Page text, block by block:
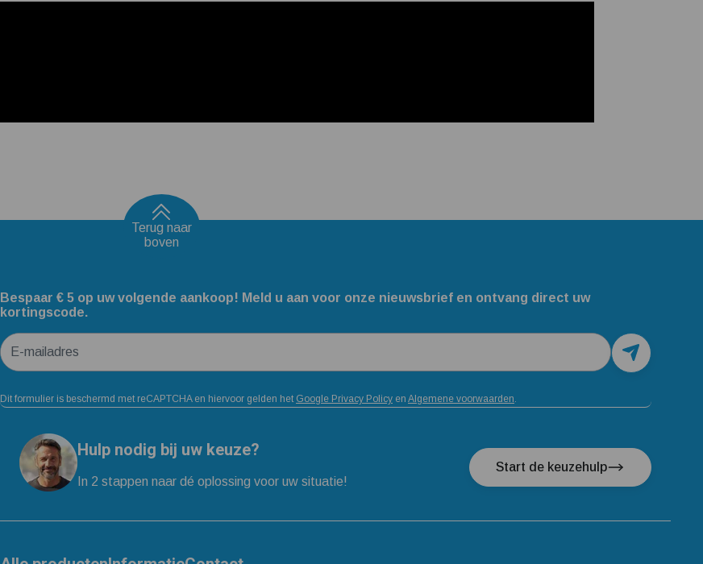
Terug naar
boven
Bespaar € 5 op uw volgende aankoop! Meld u aan voor onze nieuwsbrief en ontvang direct uw
kortingscode.
E-mailadres
Dit formulier is beschermd met reCAPTCHA en hiervoor gelden het Google Privacy Policy en Algemene voorwaarden.
Hulp nodig bij uw keuze?
In 2 stappen naar dé oplossing voor uw situatie!
Start de keuzehulp